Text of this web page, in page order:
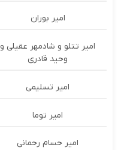
امیر بوران
امیر تتلو و شادمهر عقیلی و
وحید قادری
امیر تسلیمی
امیر توما
امیر حسام رحمانی